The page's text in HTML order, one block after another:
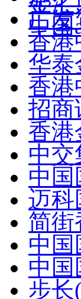
中国
广发
香港
华泰
香港
招商
香港
中
中国
迈科
简街
中
中
步长